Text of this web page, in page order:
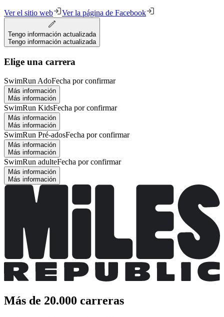
Ver el sitio web Ver la página de Facebook
Tengo información actualizada
Tengo información actualizada
Elige una carrera
SwimRun AdoFecha por confirmar
Más información
Más información
SwimRun KidsFecha por confirmar
Más información
Más información
SwimRun Pré-adosFecha por confirmar
Más información
Más información
SwimRun adulteFecha por confirmar
Más información
Más información
Más de 20.000 carreras